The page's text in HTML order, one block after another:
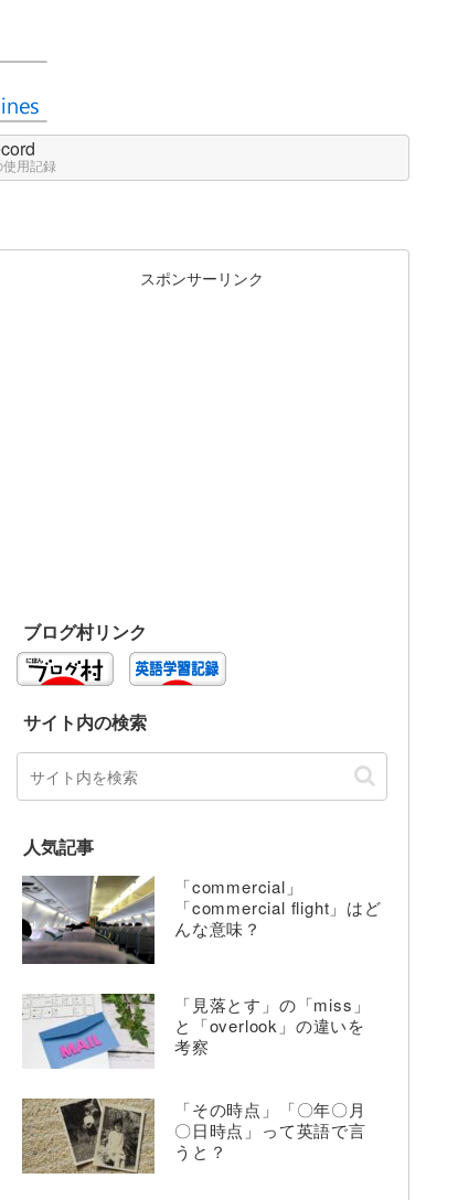
用記録
スポンサーリンク
ブログ村リンク
サイト内の検索
人気記事
「commercial」
「commercial flight」はど
んな意味？
「見落とす」の「miss」
と「overlook」の違いを
考察
「その時点」「〇年〇月
〇日時点」って英語で言
うと？